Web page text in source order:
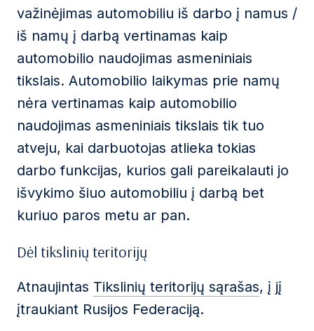
važinėjimas automobiliu iš darbo į namus /
iš namų į darbą vertinamas kaip
automobilio naudojimas asmeniniais
tikslais. Automobilio laikymas prie namų
nėra vertinamas kaip automobilio
naudojimas asmeniniais tikslais tik tuo
atveju, kai darbuotojas atlieka tokias
darbo funkcijas, kurios gali pareikalauti jo
išvykimo šiuo automobiliu į darbą bet
kuriuo paros metu ar pan.
Dėl tikslinių teritorijų
Atnaujintas Tikslinių teritorijų sąrašas, į jį
įtraukiant Rusijos Federaciją.